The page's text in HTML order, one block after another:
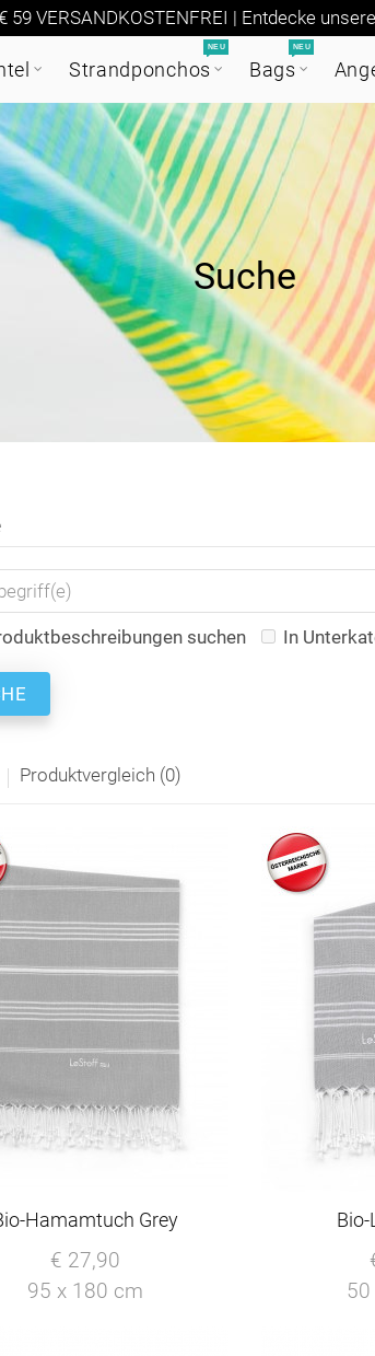
59 VERSANDKOSTENFREI | Entdecke
Strandponchos
NEU
Bags
NEU
Suche
suchen In
Produktvergleich (0)
Hamamtuch Grey
€ 27,90
95 x 180 cm
Bio-